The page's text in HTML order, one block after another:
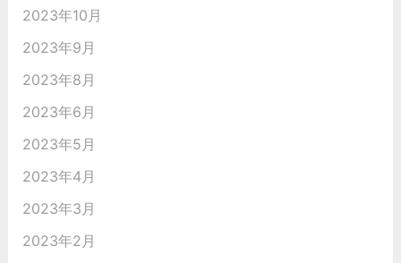
2023年10月
2023年9月
2023年8月
2023年6月
2023年5月
2023年4月
2023年3月
2023年2月